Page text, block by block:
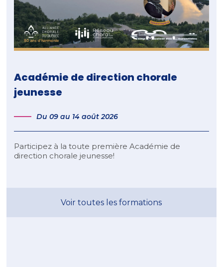
Académie de direction chorale
jeunesse
Du 09 au 14 août 2026
Participez à la toute première Académie de
direction chorale jeunesse!
Voir toutes les formations